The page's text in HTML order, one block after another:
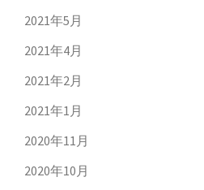
2021年5月
2021年4月
2021年2月
2021年1月
2020年11月
2020年10月